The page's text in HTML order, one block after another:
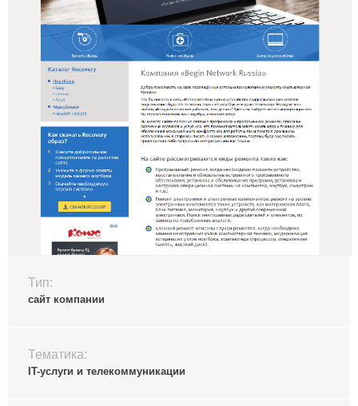
Тип:
сайт компании
Тематика:
IT-услуги и телекоммуникации